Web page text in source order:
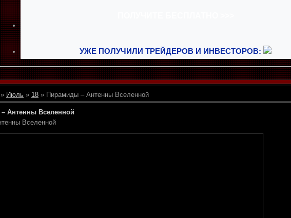
УЖЕ ПОЛУЧИЛИ ТРЕЙДЕРОВ И ИНВЕСТОРОВ:
» Июль » 18 » Пирамиды – Антенны Вселенной
Антенны Вселенной
Вселенной